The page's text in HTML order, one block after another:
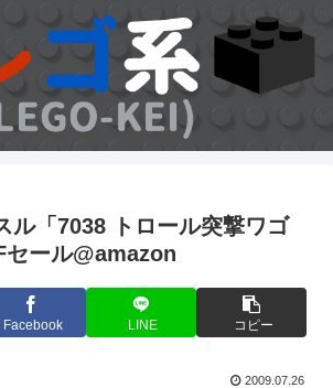
ル「7038 トロール突撃ワゴ
セール@amazon
Facebook LINE コピー
2009.07.26